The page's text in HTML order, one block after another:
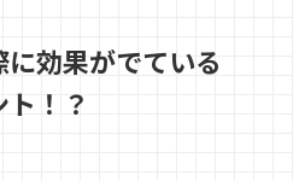
効果がでている
！？